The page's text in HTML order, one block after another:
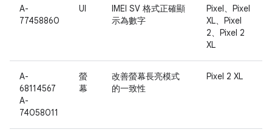
A-
77458860
UI
IMEI SV 格式正確顯
示為數字
Pixel、Pixel
XL、Pixel
2、Pixel 2
XL
A-
68114567
A-
74058011
螢
幕
改善螢幕長亮模式
的一致性
Pixel 2 XL